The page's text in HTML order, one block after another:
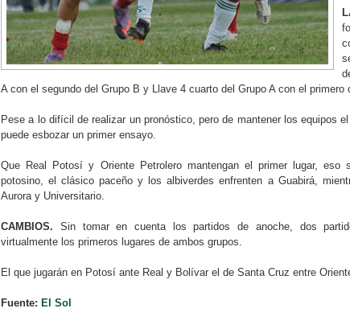
A con el segundo del Grupo B y Llave 4 cuarto del Grupo A con el primero
Pese a lo difícil de realizar un pronóstico, pero de mantener los equipos
puede esbozar un primer ensayo.
Que Real Potosí y Oriente Petrolero mantengan el primer lugar, eso
potosino, el clásico paceño y los albiverdes enfrenten a Guabirá,
Aurora y Universitario.
CAMBIOS. Sin tomar en cuenta los partidos de anoche, dos
virtualmente los primeros lugares de ambos grupos.
El que jugarán en Potosí ante Real y Bolívar el de Santa Cruz entre
Fuente: El Sol